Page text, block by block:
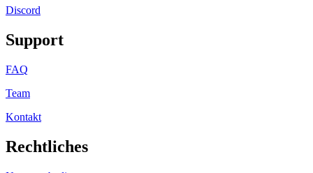
Discord
Support
FAQ
Team
Kontakt
Rechtliches